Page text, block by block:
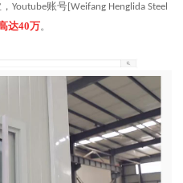
Youtube账号[Weifang Henglida Steel
达40万。